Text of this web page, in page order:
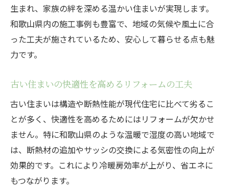
古民家再生に注目したリフォーム事例集
古民家リフォームで生まれる新しい暮らし
方
古民家リノベーションの魅力と課題に迫る
リフォームで古民家の価値を引き出す方法
実際に成功したリフォームの秘訣を紹介
理想の住まい実現に役立つリフォームポイント
リフォームで理想の暮らしを叶えるコツ
住まいの悩みを解消するリフォームの選び
生まれ、家族の絆を深める温かい住まいが実現します。
和歌山県内の施工事例も豊富で、地域の気候や風土に合
った工夫が施されているため、安心して暮らせる点も魅
力です。
古い住まいの快適性を高めるリフォームの工夫
古い住まいは構造や断熱性能が現代住宅に比べて劣るこ
とが多く、快適性を高めるためにはリフォームが欠かせ
ません。特に和歌山県のような温暖で湿度の高い地域で
は、断熱材の追加やサッシの交換による気密性の向上が
効果的です。これにより冷暖房効率が上がり、省エネに
もつながります。